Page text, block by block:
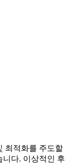
최적화를 주도할
다. 이상적인 후